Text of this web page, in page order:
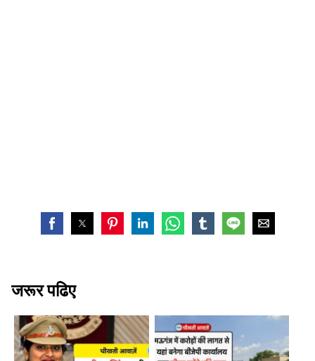
जरूर पढिए